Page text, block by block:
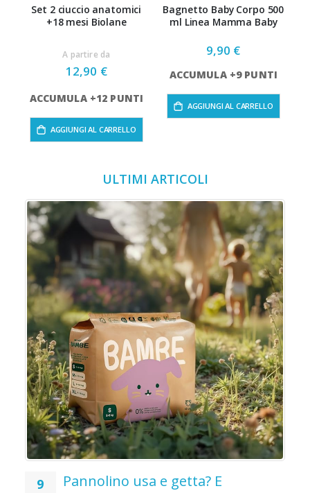
Set 2 ciuccio anatomici
+18 mesi Biolane
A partire da
12,90 €
ACCUMULA +12 PUNTI
AGGIUNGI AL CARRELLO
Bagnetto Baby Corpo 500
ml Linea Mamma Baby
9,90 €
ACCUMULA +9 PUNTI
AGGIUNGI AL CARRELLO
ULTIMI ARTICOLI
9
Pannolino usa e getta? E